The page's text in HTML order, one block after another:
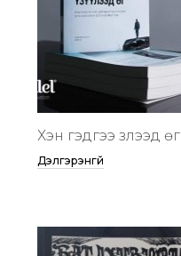
Хэн гэдгээ үзүүлээд өг
Дэлгэрэнгүй